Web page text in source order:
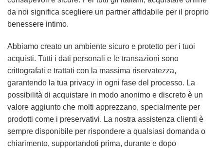
da noi significa scegliere un partner affidabile per il proprio
benessere intimo.
Abbiamo creato un ambiente sicuro e protetto per i tuoi
acquisti. Tutti i dati personali e le transazioni sono
crittografati e trattati con la massima riservatezza,
garantendo la tua privacy in ogni fase del processo. La
possibilità di acquistare in modo anonimo e discreto è un
valore aggiunto che molti apprezzano, specialmente per
prodotti come i preservativi. La nostra assistenza clienti è
sempre disponibile per rispondere a qualsiasi domanda o
chiarimento, supportandoti prima, durante e dopo